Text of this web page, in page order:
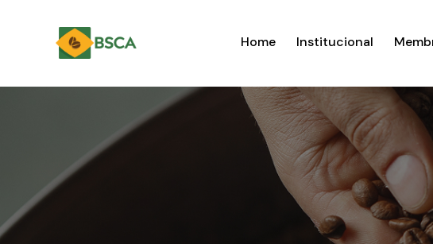
Home Institucional